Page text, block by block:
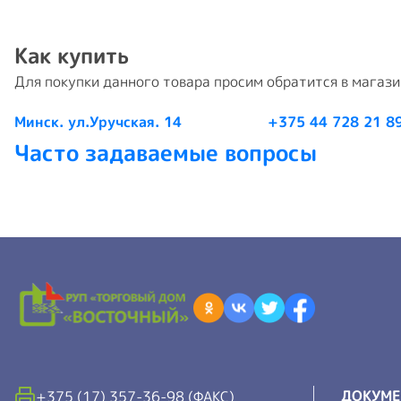
Как купить
Для покупки данного товара просим обратится в
Минск. ул.Уручская. 14 +375 44 728 21
Часто задаваемые вопросы
+375 (17) 357-36-98 (ФАКС)